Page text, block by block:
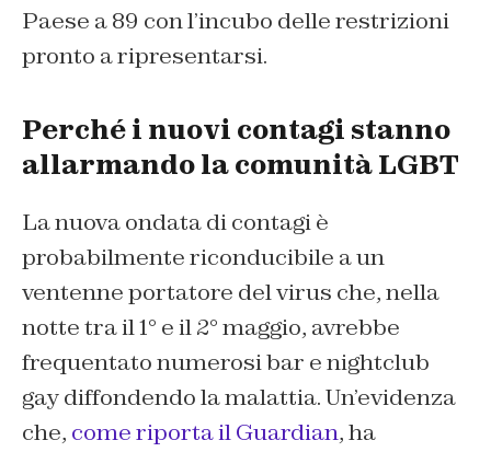
Paese a 89 con l’incubo delle restrizioni
pronto a ripresentarsi.
Perché i nuovi contagi stanno
allarmando la comunità LGBT
La nuova ondata di contagi è
probabilmente riconducibile a un
ventenne portatore del virus che, nella
notte tra il 1° e il 2° maggio, avrebbe
frequentato numerosi bar e nightclub
gay diffondendo la malattia. Un’evidenza
che, come riporta il Guardian, ha